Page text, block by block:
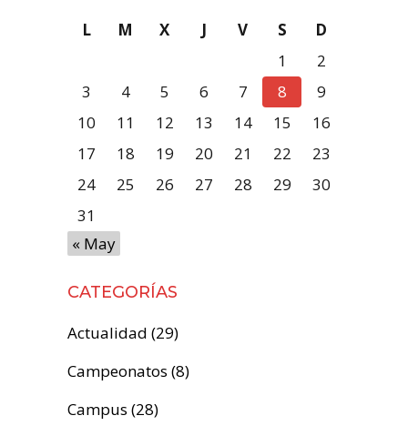
L
M X J V S
D
1
2
3
4 5 6 7 8
9
10
11 12 13 14 15
16
17
18 19 20 21 22
23
24
25 26 27 28 29
30
31
« May
CATEGORÍAS
Actualidad (29)
Campeonatos (8)
Campus (28)